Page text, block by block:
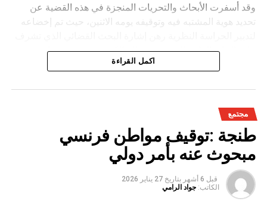
وقد أسفرت الأبحاث والتحريات المنجزة في هذه القضية عن
تحديد هوية المشتبه فيه وتوقيفه يومه الاثنين، حيث تم إخضاعه
عليه النيابة العامة المختصة، وذلك للكشف عن جميع ظروف
وملابسات وخلفيات هذه القضية، وكذا تحديد كافة
اكمل القراءة
مجتمع
طنجة :توقيف مواطن فرنسي
مبحوث عنه بأمر دولي
قبل 6 أشهر بتاريخ 27 يناير 2026
الكاتب: جواد الرامي